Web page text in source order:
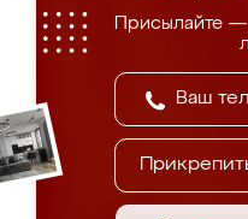
Присылайте